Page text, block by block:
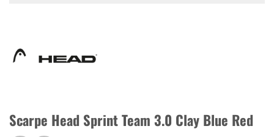
Scarpe Head Sprint Team 3.0 Clay Blue Red